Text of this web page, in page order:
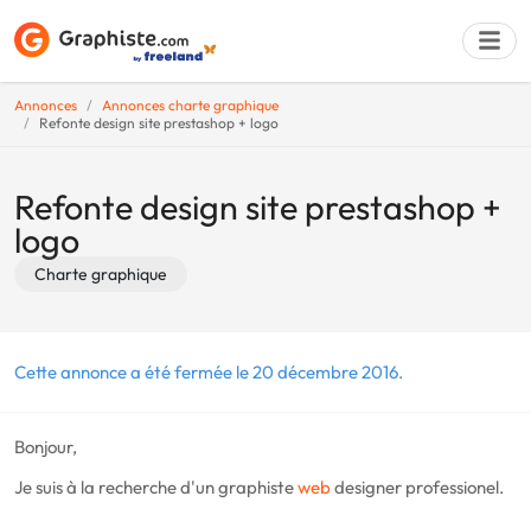
Annonces
Annonces charte graphique
Refonte design site prestashop + logo
Refonte design site prestashop +
logo
Charte graphique
Cette annonce a été fermée le 20 décembre 2016.
Bonjour,
Je suis à la recherche d'un graphistewebdesigner professionel.